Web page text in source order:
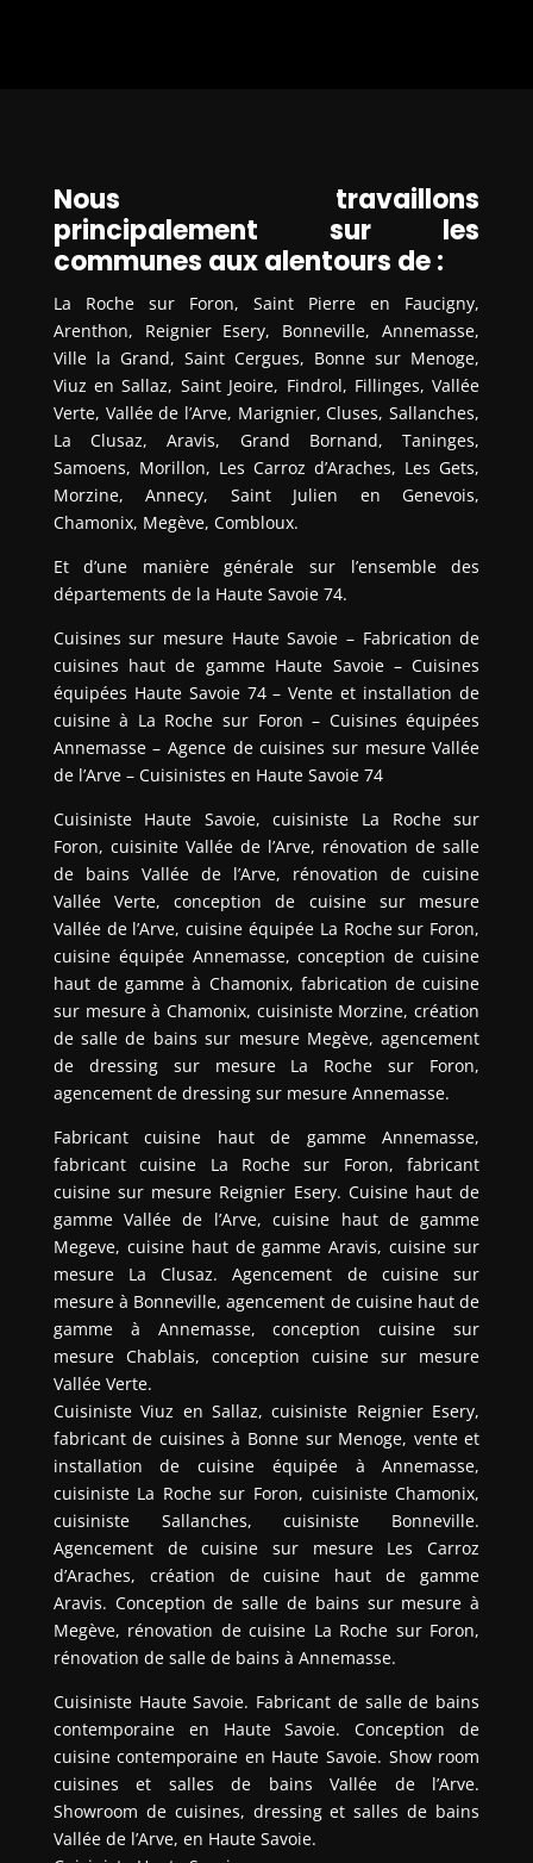
Nous travaillons
principalement sur les
communes aux alentours de :
La Roche sur Foron, Saint Pierre en Faucigny,
Arenthon, Reignier Esery, Bonneville, Annemasse,
Ville la Grand, Saint Cergues, Bonne sur Menoge,
Viuz en Sallaz, Saint Jeoire, Findrol, Fillinges, Vallée
Verte, Vallée de l’Arve, Marignier, Cluses, Sallanches,
La Clusaz, Aravis, Grand Bornand, Taninges,
Samoens, Morillon, Les Carroz d’Araches, Les Gets,
Morzine, Annecy, Saint Julien en Genevois,
Chamonix, Megève, Combloux.
Et d’une manière générale sur l’ensemble des
départements de la Haute Savoie 74.
Cuisines sur mesure Haute Savoie – Fabrication de
cuisines haut de gamme Haute Savoie – Cuisines
équipées Haute Savoie 74 – Vente et installation de
cuisine à La Roche sur Foron – Cuisines équipées
Annemasse – Agence de cuisines sur mesure Vallée
de l’Arve – Cuisinistes en Haute Savoie 74
Cuisiniste Haute Savoie, cuisiniste La Roche sur
Foron, cuisinite Vallée de l’Arve, rénovation de salle
de bains Vallée de l’Arve, rénovation de cuisine
Vallée Verte, conception de cuisine sur mesure
Vallée de l’Arve, cuisine équipée La Roche sur Foron,
cuisine équipée Annemasse, conception de cuisine
haut de gamme à Chamonix, fabrication de cuisine
sur mesure à Chamonix, cuisiniste Morzine, création
de salle de bains sur mesure Megève, agencement
de dressing sur mesure La Roche sur Foron,
agencement de dressing sur mesure Annemasse.
Fabricant cuisine haut de gamme Annemasse,
fabricant cuisine La Roche sur Foron, fabricant
cuisine sur mesure Reignier Esery. Cuisine haut de
gamme Vallée de l’Arve, cuisine haut de gamme
Megeve, cuisine haut de gamme Aravis, cuisine sur
mesure La Clusaz. Agencement de cuisine sur
mesure à Bonneville, agencement de cuisine haut de
gamme à Annemasse, conception cuisine sur
mesure Chablais, conception cuisine sur mesure
Vallée Verte.
Cuisiniste Viuz en Sallaz, cuisiniste Reignier Esery,
fabricant de cuisines à Bonne sur Menoge, vente et
installation de cuisine équipée à Annemasse,
cuisiniste La Roche sur Foron, cuisiniste Chamonix,
cuisiniste Sallanches, cuisiniste Bonneville.
Agencement de cuisine sur mesure Les Carroz
d’Araches, création de cuisine haut de gamme
Aravis. Conception de salle de bains sur mesure à
Megève, rénovation de cuisine La Roche sur Foron,
rénovation de salle de bains à Annemasse.
Cuisiniste Haute Savoie. Fabricant de salle de bains
contemporaine en Haute Savoie. Conception de
cuisine contemporaine en Haute Savoie. Show room
cuisines et salles de bains Vallée de l’Arve.
Showroom de cuisines, dressing et salles de bains
Vallée de l’Arve, en Haute Savoie.